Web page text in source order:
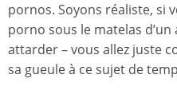
pornos. Soyons réaliste, si
porno sous le matelas d’un
attarder – vous allez juste
sa gueule à ce sujet de